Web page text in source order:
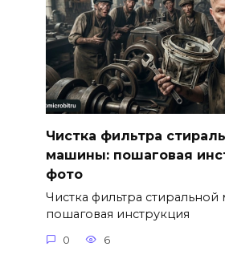
Чистка фильтра
машины: пошаговая
фото
Чистка фильтра
пошаговая инструкция
0 6